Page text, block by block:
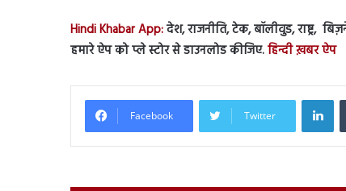
Hindi Khabar App:देश, राजनीति, टेक, बॉलीवुड, राष्ट्र,
हमारे ऐप को प्ले स्टोर से डाउनलोड कीजिए.हिन्दी ख़बर ऐप
Facebook Twitter